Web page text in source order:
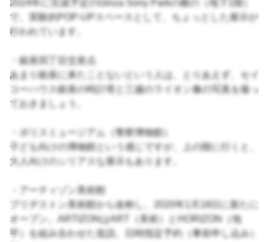
2024年に完成予定のGinza Sony Parkの横の（地下1階）
で、実験的POP-UPスペースとして、ちょっとした展示が
行われています。
・銀座四丁目交差点
あまり銀座に来たことないという人は、とりあえず、セイ
コーハウス銀座の時計塔と三越のライオン像の写真を撮っ
ておきましょう。
・ポリスミュージアム（警察博物館）
子ども向けの博物館という感じですが、上の階に行くと、
大人向けのシリアスな展示もあります。
・アーティゾン美術館
ブリヂストン美術館から改称し、2020年1月18日に新たに
オープン。ARTIZONはART（美術）とHORIZON（地
平）を組み合わせた造語。日時指定予約（事前申し込み）